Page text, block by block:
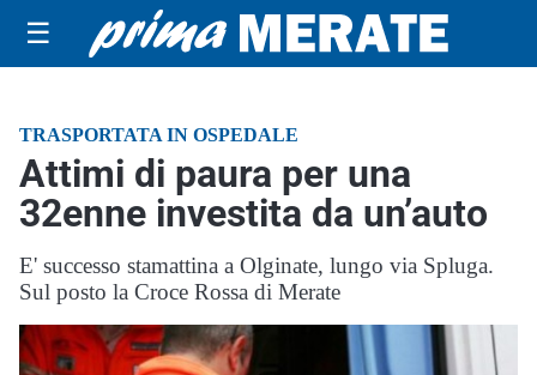
☰
TRASPORTATA IN OSPEDALE
Attimi di paura per una
32enne investita da un’auto
E' successo stamattina a Olginate, lungo via Spluga.
Sul posto la Croce Rossa di Merate